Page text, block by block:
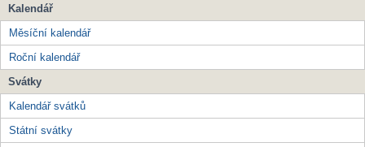
Kalendář
Měsíční kalendář
Roční kalendář
Svátky
Kalendář svátků
Státní svátky